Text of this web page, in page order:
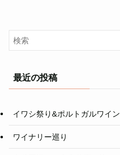
最近の投稿
イワシ祭り&ポルトガルワイン
ワイナリー巡り